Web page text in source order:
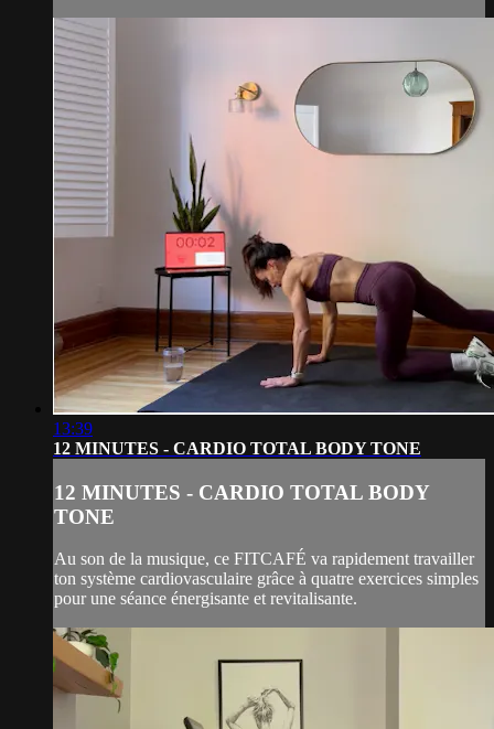
13:39
12 MINUTES - CARDIO TOTAL BODY TONE
12 MINUTES - CARDIO TOTAL BODY
TONE
Au son de la musique, ce FITCAFÉ va rapidement travailler
ton système cardiovasculaire grâce à quatre exercices simples
pour une séance énergisante et revitalisante.